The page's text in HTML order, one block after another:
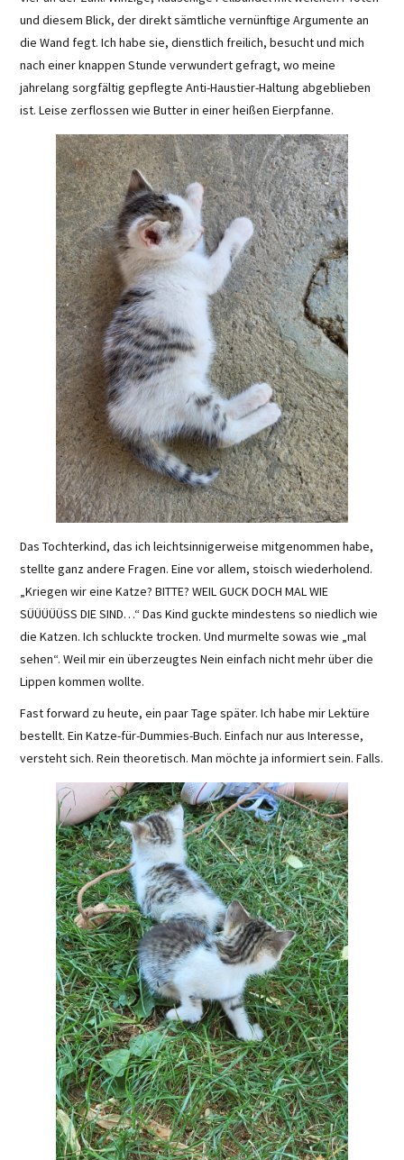
und diesem Blick, der direkt sämtliche vernünftige Argumente an
die Wand fegt. Ich habe sie, dienstlich freilich, besucht und mich
nach einer knappen Stunde verwundert gefragt, wo meine
jahrelang sorgfältig gepflegte Anti-Haustier-Haltung abgeblieben
ist. Leise zerflossen wie Butter in einer heißen Eierpfanne.
Das Tochterkind, das ich leichtsinnigerweise mitgenommen habe,
stellte ganz andere Fragen. Eine vor allem, stoisch wiederholend.
„Kriegen wir eine Katze? BITTE? WEIL GUCK DOCH MAL WIE
SÜÜÜÜÜSS DIE SIND…“ Das Kind guckte mindestens so niedlich wie
die Katzen. Ich schluckte trocken. Und murmelte sowas wie „mal
sehen“. Weil mir ein überzeugtes Nein einfach nicht mehr über die
Lippen kommen wollte.
Fast forward zu heute, ein paar Tage später. Ich habe mir Lektüre
bestellt. Ein Katze-für-Dummies-Buch. Einfach nur aus Interesse,
versteht sich. Rein theoretisch. Man möchte ja informiert sein. Falls.